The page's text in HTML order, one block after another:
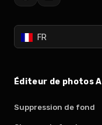
FR
Éditeur de photos AI
Suppression de fond